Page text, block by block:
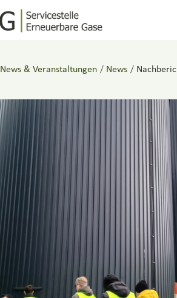
News & Veranstaltungen / News /